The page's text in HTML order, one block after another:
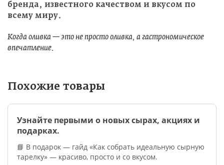
бренда, известного качеством и вкусом по
всему миру.
Когда оливка — это не просто оливка, а гастрономическое
впечатление.
Похожие товары
Узнайте первыми о новых сырах, акциях и
подарках.
📘 В подарок — гайд «Как собрать идеальную сырную
тарелку» — красиво, просто и со вкусом.